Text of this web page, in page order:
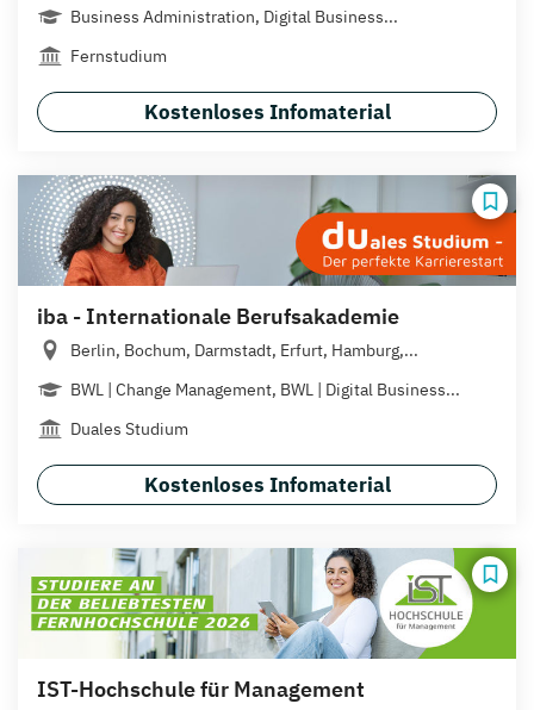
Business Administration, Digital Business...
Fernstudium
Kostenloses Infomaterial
iba - Internationale Berufsakademie
Berlin, Bochum, Darmstadt, Erfurt, Hamburg,...
BWL | Change Management, BWL | Digital Business...
Duales Studium
Kostenloses Infomaterial
IST-Hochschule für Management